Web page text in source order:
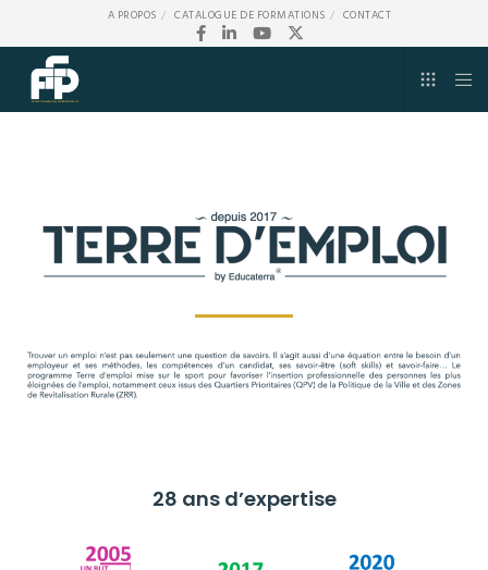
A PROPOS CATALOGUE DE FORMATIONS CONTACT
28 ans d’expertise